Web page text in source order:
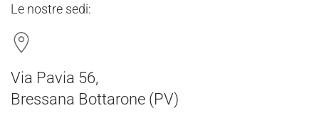
Le nostre sedi:
Via Pavia 56,
Bressana Bottarone (PV)